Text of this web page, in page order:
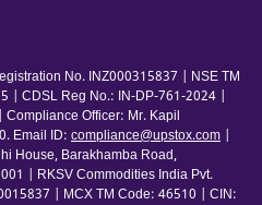
No. INZ000315837 | NSE TM
| CDSL Reg No.: IN-DP-761-2024 |
Officer: Mr. Kapil
Email ID: compliance@upstox.com
House, Barakhamba Road,
| RKSV Commodities India Pvt.
| MCX TM Code: 46510 | CIN: